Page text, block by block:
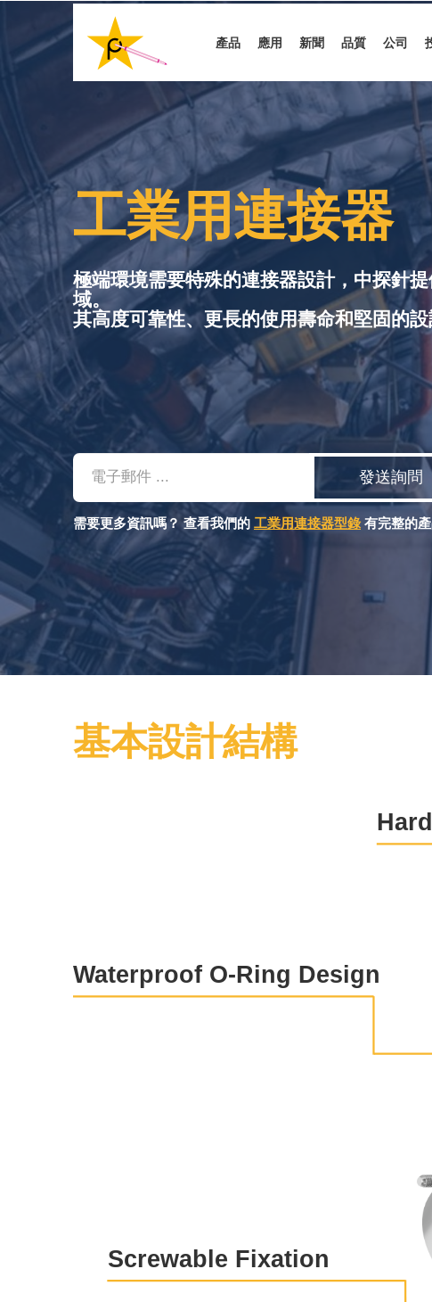
產品 應用 新聞 品質 公司
工業用連接器
極端環境需要特殊的連接器設計，中探針
域。
其高度可靠性、更長的使用壽命和堅固的
Email
發送詢問
需要更多資訊嗎？ 查看我們的 工業用連接器型錄有完整的
基本設計結構